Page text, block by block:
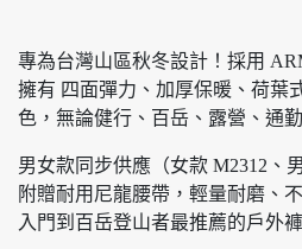
專為台灣山區秋冬設計！採用
擁有 四面彈力、加厚保暖、荷葉
色，無論健行、百岳、露營、通
男女款同步供應（女款 M2312、
附贈耐用尼龍腰帶，輕量耐磨、
入門到百岳登山者最推薦的戶外